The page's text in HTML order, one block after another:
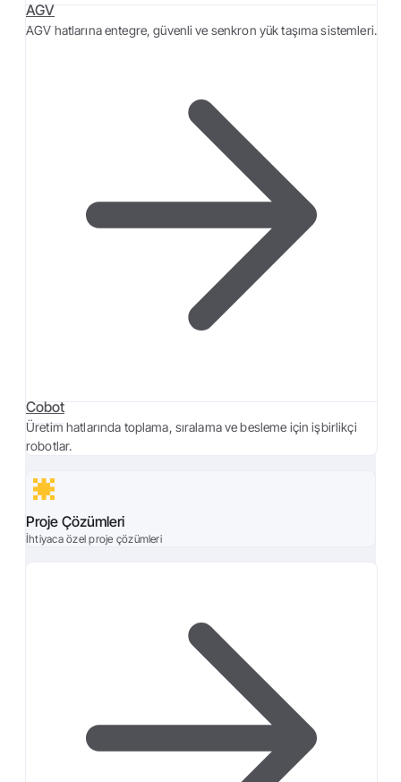
AGV
AGV hatlarına entegre, güvenli ve senkron yük taşıma sistemleri.
Cobot
Üretim hatlarında toplama, sıralama ve besleme için işbirlikçi
robotlar.
Proje Çözümleri
İhtiyaca özel proje çözümleri